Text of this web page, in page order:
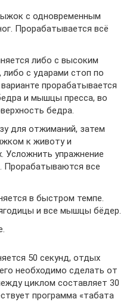
с одновременным
Прорабатывается всё
либо с высоким
с ударами стоп по
прорабатывается
и мышцы пресса, во
бедра.
для отжиманий, затем
к животу и
Усложнить упражнение
все
в быстром темпе.
и все мышцы бёдер.
50 секунд, отдых
необходимо сделать от
циклом составляет 30
программа «табата